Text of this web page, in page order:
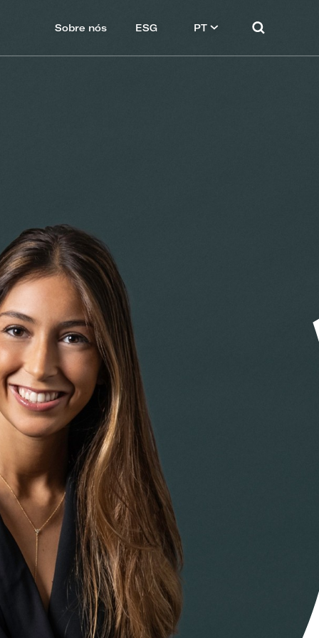
Sobre nós ESG PT